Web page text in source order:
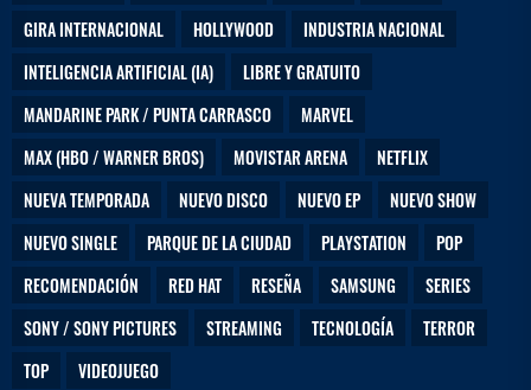
GIRA INTERNACIONAL
HOLLYWOOD
INDUSTRIA NACIONAL
INTELIGENCIA ARTIFICIAL (IA)
LIBRE Y GRATUITO
MANDARINE PARK / PUNTA CARRASCO
MARVEL
MAX (HBO / WARNER BROS)
MOVISTAR ARENA
NETFLIX
NUEVA TEMPORADA
NUEVO DISCO NUEVO EP
NUEVO SHOW
NUEVO SINGLE
PARQUE DE LA CIUDAD PLAYSTATION
POP
RECOMENDACIÓN
RED HAT RESEÑA SAMSUNG
SERIES
SONY / SONY PICTURES
STREAMING TECNOLOGÍA
TERROR
TOP
VIDEOJUEGO